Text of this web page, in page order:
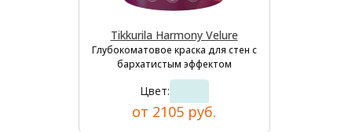
Tikkurila Harmony Velure
Глубокоматовое краска для стен с
бархатистым эффектом
Цвет:
от 2105 руб.